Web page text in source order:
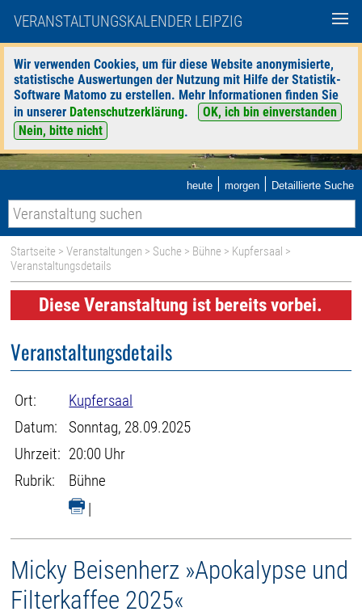
VERANSTALTUNGSKALENDER LEIPZIG
Wir verwenden Cookies, um für diese Website anonymisierte,
statistische Auswertungen der Nutzung mit Hilfe der Statistik-
Software Matomo zu erstellen. Mehr Informationen finden Sie
in unserer Datenschutzerklärung.
OK, ich bin einverstanden
Nein, bitte nicht
heute | morgen | Detaillierte Suche
Startseite >Veranstaltungen > Suche > Bühne > Kupfersaal >
Veranstaltungsdetails
Diese Veranstaltung ist bereits vorbei.
Veranstaltungsdetails
Ort:
Kupfersaal
Datum:
Sonntag, 28.09.2025
Uhrzeit: 20:00 Uhr
Rubrik:
Bühne
|
Micky Beisenherz »Apokalypse und
Filterkaffee 2025«